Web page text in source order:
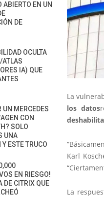
La
los datos
Karl
La
ABIERTO EN UN
DE
OCULTA
ATLAS
IA) QUE
UN MERCEDES
CON
SOLO
UNA
ESTE TRUCO
EN RIESGO!
DE CITRIX QUE